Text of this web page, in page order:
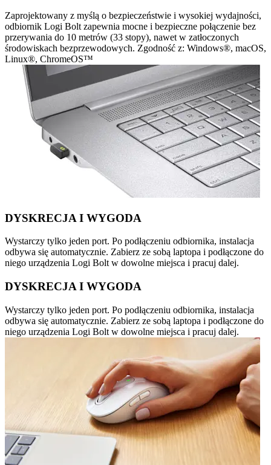
Zaprojektowany z myślą o bezpieczeństwie i wysokiej wydajności,
odbiornik Logi Bolt zapewnia mocne i bezpieczne połączenie bez
przerywania do 10 metrów (33 stopy), nawet w zatłoczonych
środowiskach bezprzewodowych. Zgodność z: Windows®, macOS,
Linux®, ChromeOS™
DYSKRECJA I WYGODA
Wystarczy tylko jeden port. Po podłączeniu odbiornika, instalacja
odbywa się automatycznie. Zabierz ze sobą laptopa i podłączone do
niego urządzenia Logi Bolt w dowolne miejsca i pracuj dalej.
DYSKRECJA I WYGODA
Wystarczy tylko jeden port. Po podłączeniu odbiornika, instalacja
odbywa się automatycznie. Zabierz ze sobą laptopa i podłączone do
niego urządzenia Logi Bolt w dowolne miejsca i pracuj dalej.